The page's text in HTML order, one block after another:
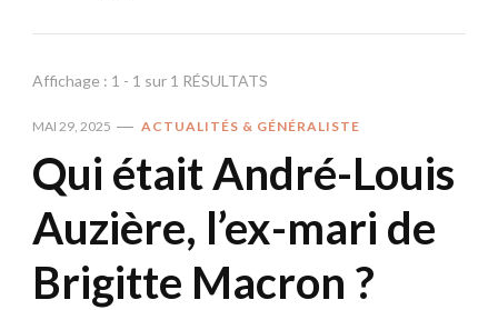
Affichage : 1 - 1 sur 1 RÉSULTATS
MAI 29, 2025 ACTUALITÉS & GÉNÉRALISTE
Qui était André-Louis
Auzière, l’ex-mari de
Brigitte Macron ?